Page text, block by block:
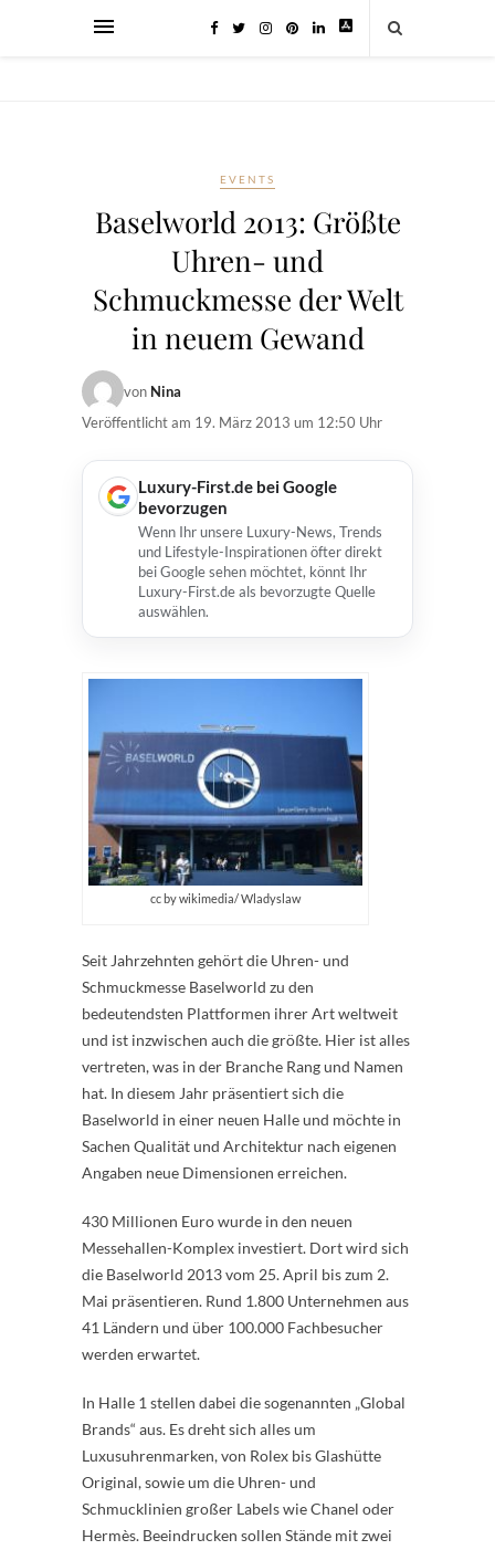
EVENTS
Baselworld 2013: Größte
Uhren- und
Schmuckmesse der Welt
in neuem Gewand
von Nina
Veröffentlicht am 19. März 2013 um 12:50 Uhr
Luxury-First.de bei Google
bevorzugen
Wenn Ihr unsere Luxury-News, Trends
und Lifestyle-Inspirationen öfter direkt
bei Google sehen möchtet, könnt Ihr
Luxury-First.de als bevorzugte Quelle
auswählen.
cc by wikimedia/ Wladyslaw
Seit Jahrzehnten gehört die Uhren- und
Schmuckmesse Baselworld zu den
bedeutendsten Plattformen ihrer Art weltweit
und ist inzwischen auch die größte. Hier ist alles
vertreten, was in der Branche Rang und Namen
hat. In diesem Jahr präsentiert sich die
Baselworld in einer neuen Halle und möchte in
Sachen Qualität und Architektur nach eigenen
Angaben neue Dimensionen erreichen.
430 Millionen Euro wurde in den neuen
Messehallen-Komplex investiert. Dort wird sich
die Baselworld 2013 vom 25. April bis zum 2.
Mai präsentieren. Rund 1.800 Unternehmen aus
41 Ländern und über 100.000 Fachbesucher
werden erwartet.
In Halle 1 stellen dabei die sogenannten „Global
Brands“ aus. Es dreht sich alles um
Luxusuhrenmarken, von Rolex bis Glashütte
Original, sowie um die Uhren- und
Schmucklinien großer Labels wie Chanel oder
Hermès. Beeindrucken sollen Stände mit zwei